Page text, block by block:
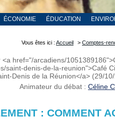
ÉCONOMIE ÉDUCATION
Vous êtes ici : Accueil > Comptes-
href="/arcadiens/
saint-denis-de-la-reunion">Café
Denis de la Réunion</a> (29/
Animateur du débat : Céline
: COMMENT